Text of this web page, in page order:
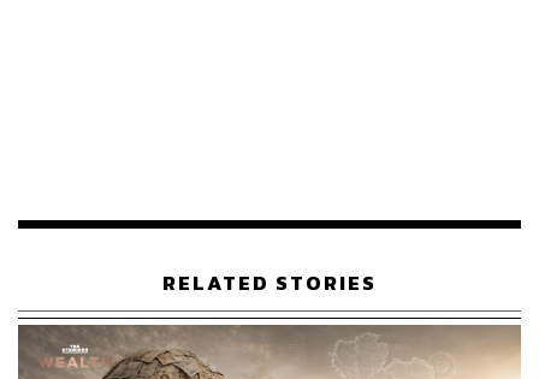
ทางด้านนักการเมืองฝ่ายค้าน บุคคลที่มีบทบาทโดดเด่นที่สุด
นอก ที่ 23.25% ตามด้วย ณัฐพงษ์ เรืองปัญญาวุฒิ
สิมันต์ โรม 16.07% และ ร.อ.ธรรมนัส พรหมเผ่า 15.62%
RELATED STORIES